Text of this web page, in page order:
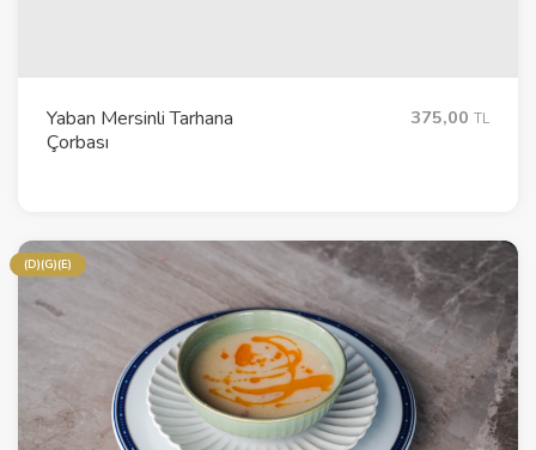
Yaban Mersinli Tarhana
Çorbası
375,00 TL
(D)(G)(E)